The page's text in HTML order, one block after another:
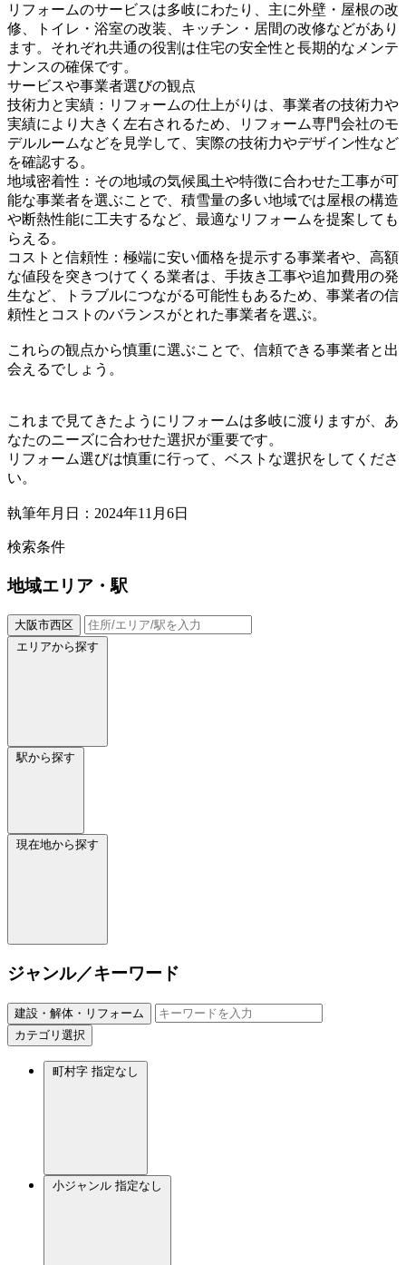
リフォームのサービスは多岐にわたり、主に外壁・屋根の改
修、トイレ・浴室の改装、キッチン・居間の改修などがあり
ます。それぞれ共通の役割は住宅の安全性と長期的なメンテ
ナンスの確保です。
サービスや事業者選びの観点
技術力と実績：リフォームの仕上がりは、事業者の技術力や
実績により大きく左右されるため、リフォーム専門会社のモ
デルルームなどを見学して、実際の技術力やデザイン性など
を確認する。
地域密着性：その地域の気候風土や特徴に合わせた工事が可
能な事業者を選ぶことで、積雪量の多い地域では屋根の構造
や断熱性能に工夫するなど、最適なリフォームを提案しても
らえる。
コストと信頼性：極端に安い価格を提示する事業者や、高額
な値段を突きつけてくる業者は、手抜き工事や追加費用の発
生など、トラブルにつながる可能性もあるため、事業者の信
頼性とコストのバランスがとれた事業者を選ぶ。
これらの観点から慎重に選ぶことで、信頼できる事業者と出
会えるでしょう。
これまで見てきたようにリフォームは多岐に渡りますが、あ
なたのニーズに合わせた選択が重要です。
リフォーム選びは慎重に行って、ベストな選択をしてくださ
い。
執筆年月日：2024年11月6日
検索条件
地域エリア・駅
大阪市西区
エリアから探す
駅から探す
現在地から探す
ジャンル／キーワード
建設・解体・リフォーム
カテゴリ選択
町村字 指定なし
小ジャンル 指定なし